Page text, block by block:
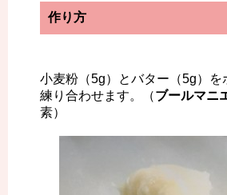
作り方
小麦粉（5g）とバター（5g）を
練り合わせます。（ブールマニ
素）